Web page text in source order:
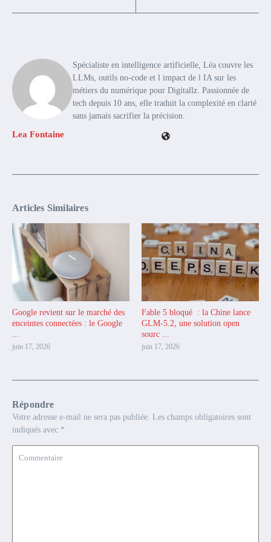
Lea Fontaine
Spécialiste en intelligence artificielle, Léa couvre les
LLMs, outils no-code et l impact de l IA sur les
métiers du numérique pour Digitallz. Passionnée de
tech depuis 10 ans, elle traduit la complexité en clarté
sans jamais sacrifier la précision.
Articles Similaires
Google revient sur le marché des
enceintes connectées : le Google
juin 17, 2026
Fable 5 bloqué : la Chine lance
GLM-5.2, une solution open
sourc ...
juin 17, 2026
Répondre
Votre adresse e-mail ne sera pas publiée. Les champs obligatoires sont
indiqués avec *